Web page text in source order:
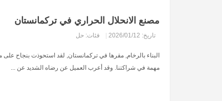
مصنع الانحلال الحراري في تركمانستان
تاريخ: 2026/01/12 فئات: حل
البناء بالرخام, مقرها في تركمانستان, لقد استحوذت بنجاح
مهمة في شراكتنا. وقد أعرب العميل عن رضاه الشديد عن ...